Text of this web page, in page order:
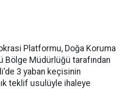
Platformu, Doğa Koruma
Bölge Müdürlüğü tarafından
3 yaban keçisinin
teklif usulüyle ihaleye